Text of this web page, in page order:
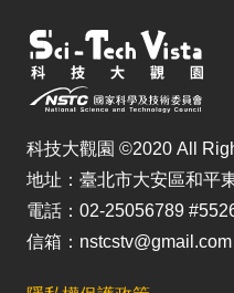
科技大觀園 ©2020 All
地址：臺北市大安區和平
電話：02-25056789
信箱：nstcstv@gmail.com